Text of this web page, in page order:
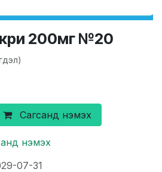
200мг №20
Сагсанд нэмэх
нэмэх
07-31